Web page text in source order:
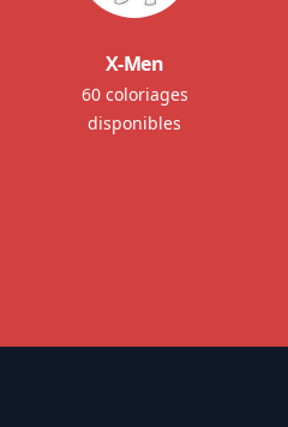
X-Men
60 coloriages
disponibles